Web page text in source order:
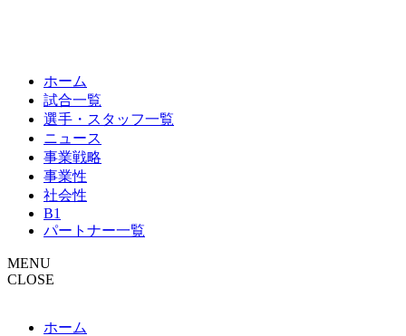
ホーム
試合一覧
選手・スタッフ一覧
ニュース
事業戦略
事業性
社会性
B1
パートナー一覧
MENU
CLOSE
ホーム